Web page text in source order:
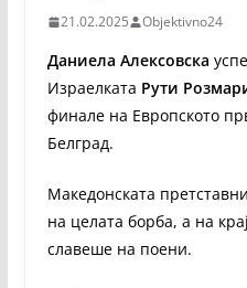
21.02.2025 Objektivno24
Даниела Алексовска
Израелката Рути
финале на Европското
Белград.
Македонската
на целата борба, а на
славеше на поени.